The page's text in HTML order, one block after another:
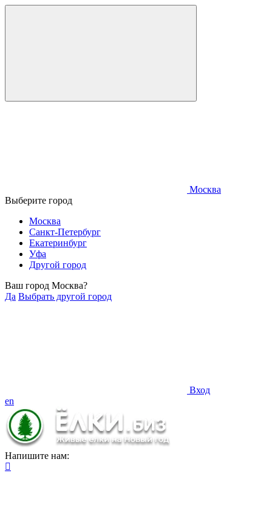
Москва
Выберите город
Москва
Санкт-Петербург
Екатеринбург
Уфа
Другой город
Ваш город Москва?
Да Выбрать другой город
Вход
en
Напишите нам: